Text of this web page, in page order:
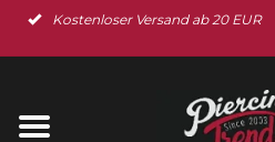
Kostenloser Versand ab 20 EUR
Startseite